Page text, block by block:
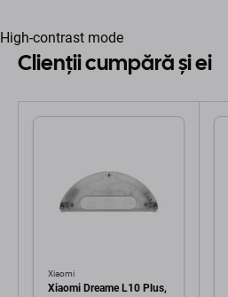
High-contrast mode
Clienții cumpără și ei
Xiaomi
Xiaomi Dreame L10 Plus,